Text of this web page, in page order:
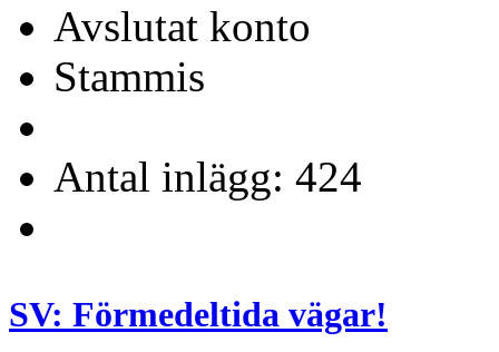
Avslutat konto
Stammis
Antal inlägg: 424
SV: Förmedeltida vägar!